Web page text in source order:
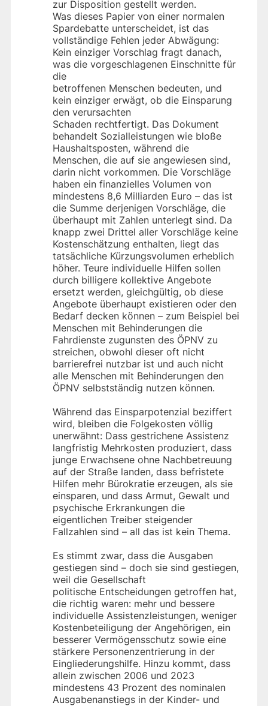
zur Disposition gestellt werden.
Was dieses Papier von einer normalen
Spardebatte unterscheidet, ist das
vollständige Fehlen jeder Abwägung:
Kein einziger Vorschlag fragt danach,
was die vorgeschlagenen Einschnitte für
die
betroffenen Menschen bedeuten, und
kein einziger erwägt, ob die Einsparung
den verursachten
Schaden rechtfertigt. Das Dokument
behandelt Sozialleistungen wie bloße
Haushaltsposten, während die
Menschen, die auf sie angewiesen sind,
darin nicht vorkommen. Die Vorschläge
haben ein finanzielles Volumen von
mindestens 8,6 Milliarden Euro – das ist
die Summe derjenigen Vorschläge, die
überhaupt mit Zahlen unterlegt sind. Da
knapp zwei Drittel aller Vorschläge keine
Kostenschätzung enthalten, liegt das
tatsächliche Kürzungsvolumen erheblich
höher. Teure individuelle Hilfen sollen
durch billigere kollektive Angebote
ersetzt werden, gleichgültig, ob diese
Angebote überhaupt existieren oder den
Bedarf decken können – zum Beispiel bei
Menschen mit Behinderungen die
Fahrdienste zugunsten des ÖPNV zu
streichen, obwohl dieser oft nicht
barrierefrei nutzbar ist und auch nicht
alle Menschen mit Behinderungen den
ÖPNV selbstständig nutzen können.
Während das Einsparpotenzial beziffert
wird, bleiben die Folgekosten völlig
unerwähnt: Dass gestrichene Assistenz
langfristig Mehrkosten produziert, dass
junge Erwachsene ohne Nachbetreuung
auf der Straße landen, dass befristete
Hilfen mehr Bürokratie erzeugen, als sie
einsparen, und dass Armut, Gewalt und
psychische Erkrankungen die
eigentlichen Treiber steigender
Fallzahlen sind – all das ist kein Thema.
Es stimmt zwar, dass die Ausgaben
gestiegen sind – doch sie sind gestiegen,
weil die Gesellschaft
politische Entscheidungen getroffen hat,
die richtig waren: mehr und bessere
individuelle Assistenzleistungen, weniger
Kostenbeteiligung der Angehörigen, ein
besserer Vermögensschutz sowie eine
stärkere Personenzentrierung in der
Eingliederungshilfe. Hinzu kommt, dass
allein zwischen 2006 und 2023
mindestens 43 Prozent des nominalen
Ausgabenanstiegs in der Kinder- und